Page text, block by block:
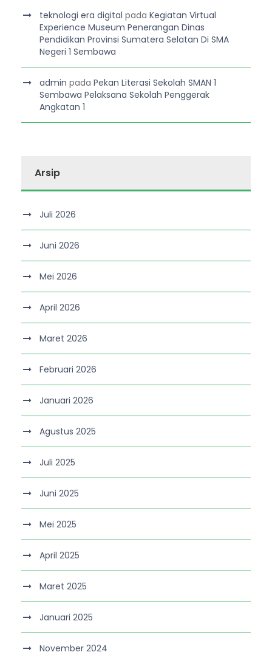
teknologi era digital pada Kegiatan Virtual
Experience Museum Penerangan Dinas
Pendidikan Provinsi Sumatera Selatan Di SMA
Negeri 1 Sembawa
admin pada Pekan Literasi Sekolah SMAN 1
Sembawa Pelaksana Sekolah Penggerak
Angkatan 1
Arsip
Juli 2026
Juni 2026
Mei 2026
April 2026
Maret 2026
Februari 2026
Januari 2026
Agustus 2025
Juli 2025
Juni 2025
Mei 2025
April 2025
Maret 2025
Januari 2025
November 2024